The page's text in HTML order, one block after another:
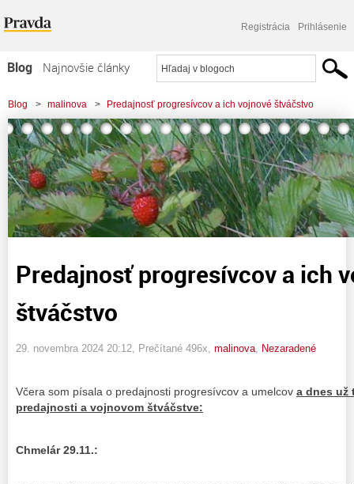
Registrácia Prihlásenie
Blog
Najnovšie články
Najčítanejšie články
Najkomentovanejšie články
Zoznam blogov
Komerčné blogy
Blog > malinova > Predajnosť progresívcov a ich vojnové štváčstvo
Predajnosť progresívcov a ich
štváčstvo
29. novembra 2024 20:12 , Prečítané 496x, malinova Nezaradené
Včera som písala o predajnosti progresívcov a umelcov a dnes už
predajnosti a vojnovom štváčstve:
Chmelár 29.11.: